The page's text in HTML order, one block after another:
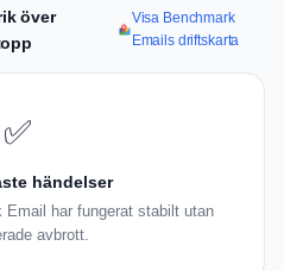
över
Visa Benchmark
Emails driftskarta
✅
händelser
Email har fungerat stabilt utan
avbrott.